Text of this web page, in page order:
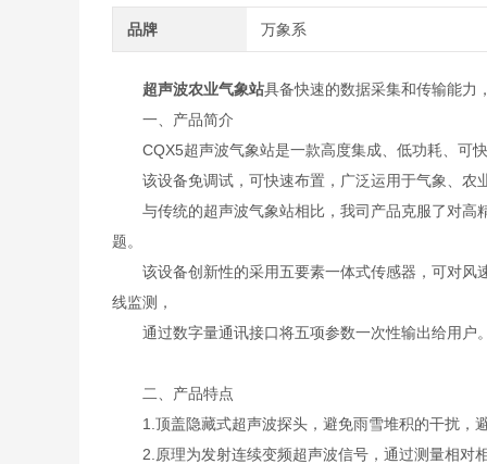
品牌 万象系
超声波农业气象站具备快速的数据采集和传输能力
一、产品简介
CQX5超声波气象站是一款高度集成、低功耗、可
该设备免调试，可快速布置，广泛运用于气象、农
与传统的超声波气象站相比，我司产品克服了对高
题。
该设备创新性的采用五要素一体式传感器，可对风
线监测，
通过数字量通讯接口将五项参数一次性输出给用户
二、产品特点
1.顶盖隐藏式超声波探头，避免雨雪堆积的干扰，
2.原理为发射连续变频超声波信号，通过测量相对